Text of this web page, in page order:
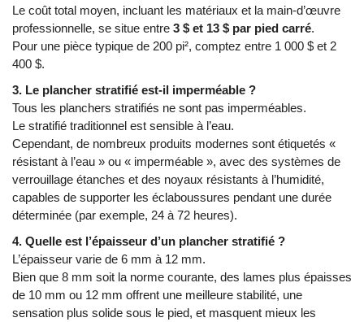
Le coût total moyen, incluant les matériaux et la main-d’œuvre
professionnelle, se situe entre 3 $ et 13 $ par pied carré.
Pour une pièce typique de 200 pi², comptez entre 1 000 $ et 2
400 $.
3. Le plancher stratifié est-il imperméable ?
Tous les planchers stratifiés ne sont pas imperméables.
Le stratifié traditionnel est sensible à l’eau.
Cependant, de nombreux produits modernes sont étiquetés «
résistant à l’eau » ou « imperméable », avec des systèmes de
verrouillage étanches et des noyaux résistants à l’humidité,
capables de supporter les éclaboussures pendant une durée
déterminée (par exemple, 24 à 72 heures).
4. Quelle est l’épaisseur d’un plancher stratifié ?
L’épaisseur varie de 6 mm à 12 mm.
Bien que 8 mm soit la norme courante, des lames plus épaisses
de 10 mm ou 12 mm offrent une meilleure stabilité, une
sensation plus solide sous le pied, et masquent mieux les